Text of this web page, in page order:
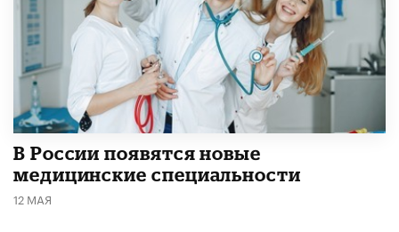
В России появятся новые
медицинские специальности
12 МАЯ